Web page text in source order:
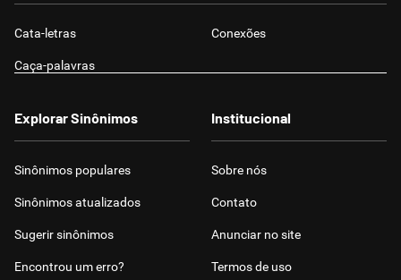
Cata-letras Conexões
Caça-palavras
Explorar Sinônimos
Sinônimos populares
Sinônimos atualizados
Sugerir sinônimos
Encontrou um erro?
Institucional
Sobre nós
Contato
Anunciar no site
Termos de uso